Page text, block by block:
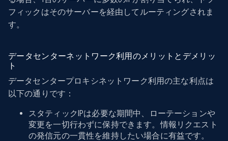
フィックはそのサーバーを経由してルーティングされま
す。
データセンターネットワーク利用のメリットとデメリッ
ト
データセンタープロキシネットワーク利用の主な利点は
以下の通りです：
スタティックIPは必要な期間中、ローテーションや
変更を一切行わずに保持できます。情報リクエスト
の発信元の一貫性を維持したい場合に有益です。